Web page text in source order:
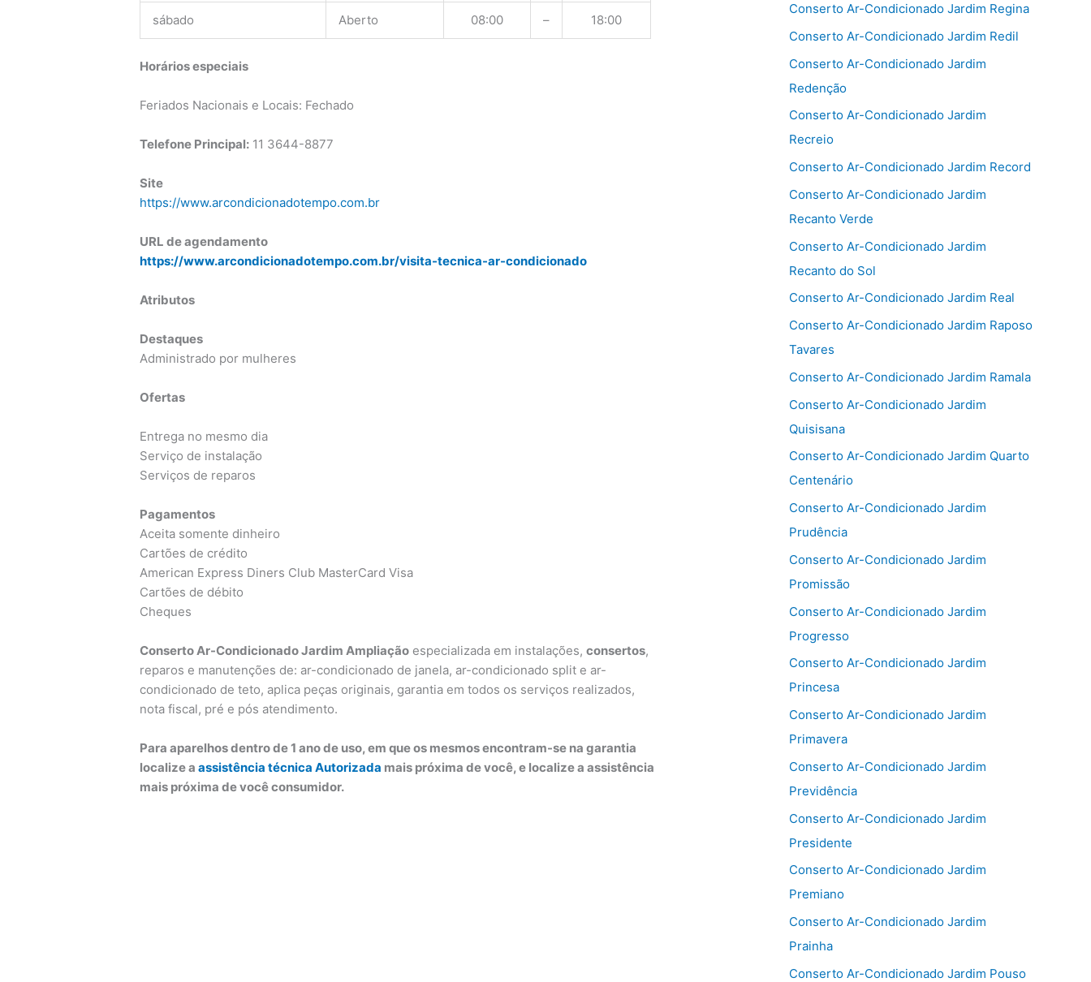
sábado Aberto 08:00 – 18:00
Horários especiais
Feriados Nacionais e Locais: Fechado
Telefone Principal: 11 3644-8877
Site
https://www.arcondicionadotempo.com.br
URL de agendamento
https://www.arcondicionadotempo.com.br/visita-tecnica-ar-condicionado
Atributos
Destaques
Administrado por mulheres
Ofertas
Entrega no mesmo dia
Serviço de instalação
Serviços de reparos
Pagamentos
Aceita somente dinheiro
Cartões de crédito
American Express Diners Club MasterCard Visa
Cartões de débito
Cheques
Conserto Ar-Condicionado Jardim Ampliação especializada em instalações,consertos,
reparos e manutenções de: ar-condicionado de janela, ar-condicionado split e ar-
condicionado de teto, aplica peças originais, garantia em todos os serviços realizados,
nota fiscal, pré e pós atendimento.
Para aparelhos dentro de 1 ano de uso, em que os mesmos encontram-se na garantia
localize aassistência técnica Autorizada mais próxima de você, e localize a assistência
mais próxima de você consumidor.
Conserto Ar-Condicionado Jardim Regina
Conserto Ar-Condicionado Jardim Redil
Conserto Ar-Condicionado Jardim
Redenção
Conserto Ar-Condicionado Jardim
Recreio
Conserto Ar-Condicionado Jardim Record
Conserto Ar-Condicionado Jardim
Recanto Verde
Conserto Ar-Condicionado Jardim
Recanto do Sol
Conserto Ar-Condicionado Jardim Real
Conserto Ar-Condicionado Jardim Raposo
Tavares
Conserto Ar-Condicionado Jardim Ramala
Conserto Ar-Condicionado Jardim
Quisisana
Conserto Ar-Condicionado Jardim Quarto
Centenário
Conserto Ar-Condicionado Jardim
Prudência
Conserto Ar-Condicionado Jardim
Promissão
Conserto Ar-Condicionado Jardim
Progresso
Conserto Ar-Condicionado Jardim
Princesa
Conserto Ar-Condicionado Jardim
Primavera
Conserto Ar-Condicionado Jardim
Previdência
Conserto Ar-Condicionado Jardim
Presidente
Conserto Ar-Condicionado Jardim
Premiano
Conserto Ar-Condicionado Jardim
Prainha
Conserto Ar-Condicionado Jardim Pouso